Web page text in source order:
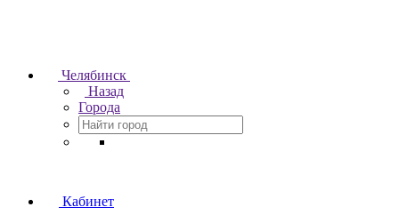
Челябинск
Назад
Города
Кабинет